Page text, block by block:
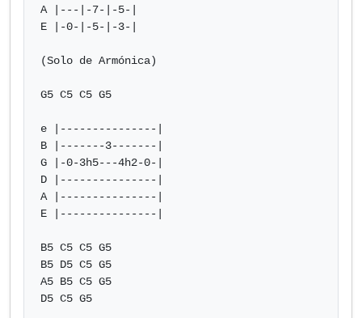
A |---|-7-|-5-|
E |-0-|-5-|-3-|
(Solo de Armónica)
G5 C5 C5 G5
e |---------------|
B |-------3-------|
G |-0-3h5---4h2-0-|
D |---------------|
A |---------------|
E |---------------|
B5 C5 C5 G5
B5 D5 C5 G5
A5 B5 C5 G5
D5 C5 G5